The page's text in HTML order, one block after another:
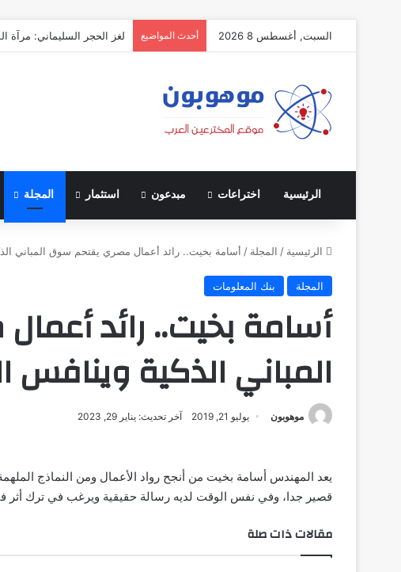
السبت, أغسطس 8 2026 أحدث المواضيع لغز الحجر السليماني: مرآة
الرئيسية اختراعات مبدعون استثمار المجلة
الرئيسية / المجلة / أسامة بخيت.. رائد أعمال مصري يقتحم سوق المباني
المجلة بنك المعلومات
أسامة بخيت.. رائد
المباني الذكية وينافس
موهوبون يوليو 21, 2019 آخر تحديث: يناير 29, 2023
يعد المهندس أسامة بخيت من أنجح رواد الأعمال ومن النماذج
قصير جدا، وفي نفس الوقت لديه رسالة حقيقية ويرغب في ترك أثر في
مقالات ذات صلة